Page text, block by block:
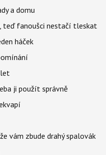
a domu
teď fanoušci nestačí tleskat
háček
let
ji použít správně
vám zbude drahý spalovák